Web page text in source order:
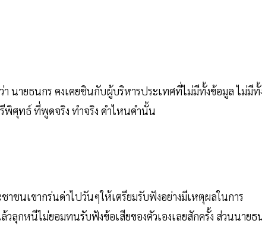
า นายธนกร คงเคยชินกับผู้บริหารประเทศที่ไม่มีทั้งข้อมูล ไม่มีทั้
พิศุทธ์ ที่พูดจริง ทำจริง คำไหนคำนั้น
ชนเขากร่นด่าไปวันๆให้เตรียมรับฟังอย่างมีเหตุผลในการ
วลุกหนีไม่ยอมทนรับฟังข้อเสียของตัวเองเลยสักครั้ง ส่วนนายธ